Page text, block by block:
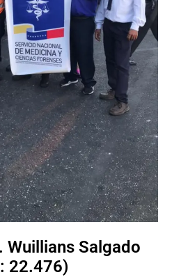
Wuillians Salgado
22.476)